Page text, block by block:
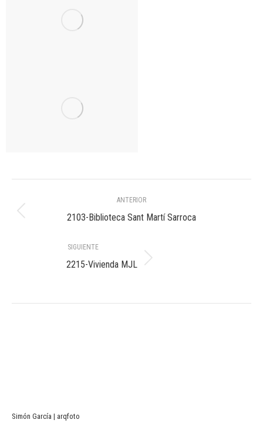
entre
álbumes
ANTERIOR
Álbum
2103-Biblioteca Sant Martí Sarroca
SIGUIENTE
Álbum
2215-Vivienda MJL
Simón García | arqfoto